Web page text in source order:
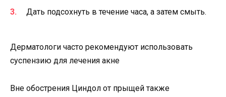
Дать подсохнуть в течение часа, а затем смыть.
Дерматологи часто рекомендуют использовать
суспензию для лечения акне
Вне обострения Циндол от прыщей также